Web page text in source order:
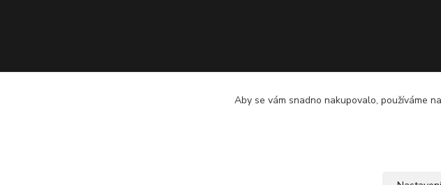
Aby se vám snadno nakupovalo, používáme